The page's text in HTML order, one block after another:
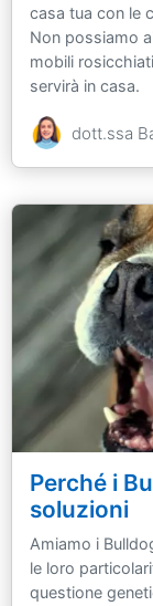
casa tua con le
Non possiamo
mobili
servirà in casa.
dott.ssa
Perché i
soluzioni
Amiamo i
le loro
questione